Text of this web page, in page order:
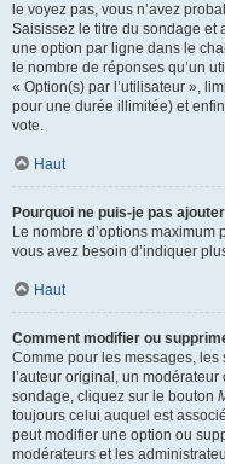
le voyez pas, vous n’avez
Saisissez le titre du sondage et
une option par ligne dans le
le nombre de réponses qu’un
« Option(s) par l’utilisateur »,
pour une durée illimitée) et
vote.
Haut
Pourquoi ne puis-je pas
Le nombre d’options maximum
vous avez besoin d’indiquer
Haut
Comment modifier ou
Comme pour les messages,
l’auteur original, un
sondage, cliquez sur le bouton
toujours celui auquel est
peut modifier une option ou
modérateurs et les